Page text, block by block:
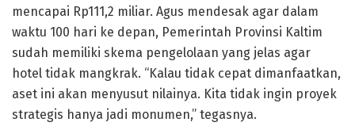
mencapai Rp111,2 miliar. Agus mendesak agar dalam
waktu 100 hari ke depan, Pemerintah Provinsi Kaltim
sudah memiliki skema pengelolaan yang jelas agar
hotel tidak mangkrak. “Kalau tidak cepat dimanfaatkan,
aset ini akan menyusut nilainya. Kita tidak ingin proyek
strategis hanya jadi monumen,” tegasnya.